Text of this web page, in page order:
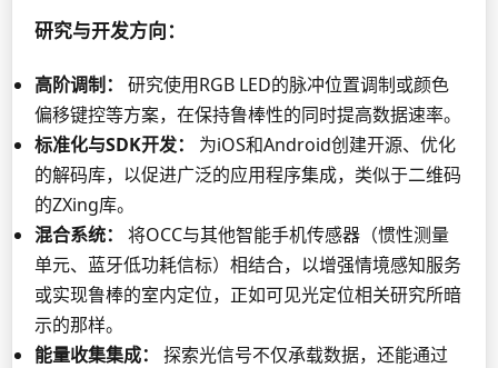
研究与开发方向：
高阶调制：
研究使用RGB LED的脉冲位置调制或颜色
偏移键控等方案，在保持鲁棒性的同时提高数据速率。
标准化与SDK开发：
为iOS和Android创建开源、优化
的解码库，以促进广泛的应用程序集成，类似于二维码
的ZXing库。
混合系统：
将OCC与其他智能手机传感器（惯性测量
单元、蓝牙低功耗信标）相结合，以增强情境感知服务
或实现鲁棒的室内定位，正如可见光定位相关研究所暗
示的那样。
能量收集集成：
探索光信号不仅承载数据，还能通过